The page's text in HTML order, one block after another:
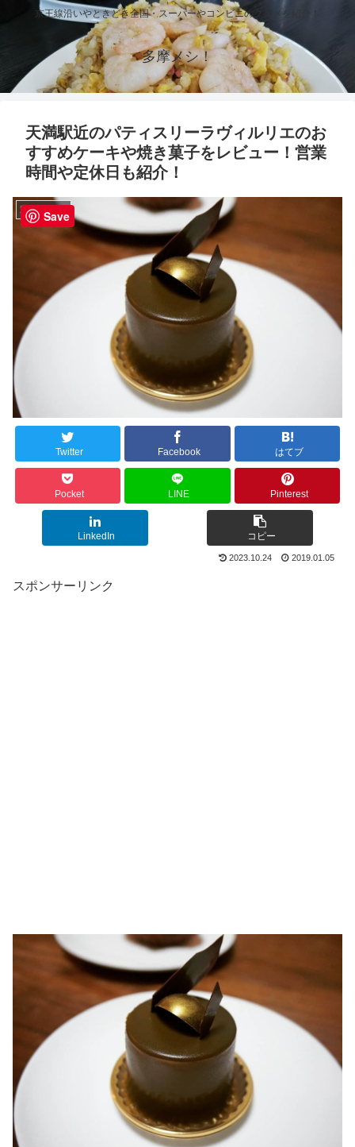
京王線沿いやときどき全国・スーパーやコンビニのグルメを紹介！
多摩メシ！
天満駅近のパティスリーラヴィルリエのお
すすめケーキや焼き菓子をレビュー！営業
時間や定休日も紹介！
近畿のグルメ
Twitter Facebook はてブ
Pocket LINE Pinterest
LinkedIn コピー
2023.10.24 2019.01.05
スポンサーリンク
Save